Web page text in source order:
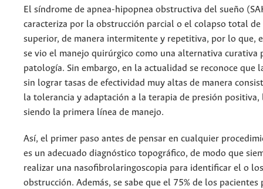
El síndrome de apnea-hipopnea obstructiva del sueño
caracteriza por la obstrucción parcial o el colapso total de
superior, de manera intermitente y repetitiva, por lo que,
se vio el manejo quirúrgico como una alternativa curativa
patología. Sin embargo, en la actualidad se reconoce que
sin lograr tasas de efectividad muy altas de manera
la tolerancia y adaptación a la terapia de presión positiva,
siendo la primera línea de manejo.
Así, el primer paso antes de pensar en cualquier
es un adecuado diagnóstico topográfico, de modo que
realizar una nasofibrolaringoscopia para identificar el o
obstrucción. Además, se sabe que el 75% de los pacientes